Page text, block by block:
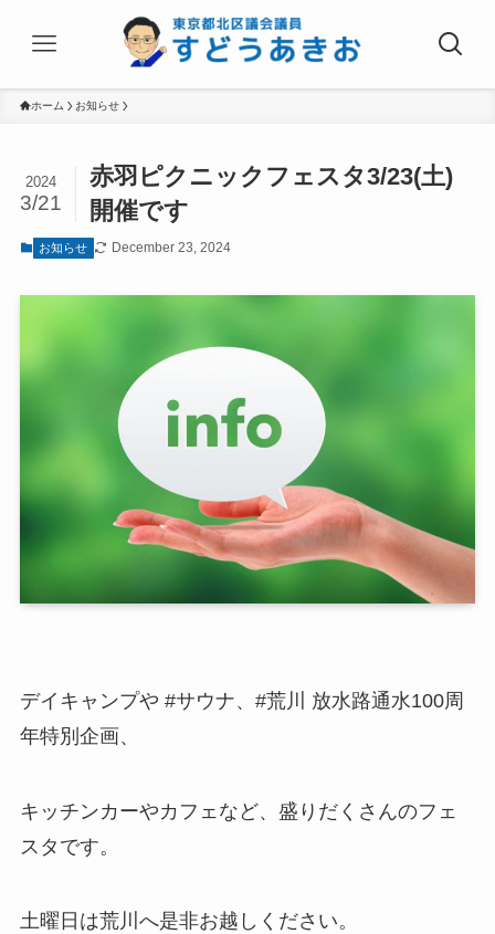
ホーム お知らせ
赤羽ピクニックフェスタ3/23(土)
開催です
2024
3/21
お知らせ December 23, 2024
デイキャンプや #サウナ、#荒川 放水路通水100周
年特別企画、
キッチンカーやカフェなど、盛りだくさんのフェ
スタです。
土曜日は荒川へ是非お越しください。